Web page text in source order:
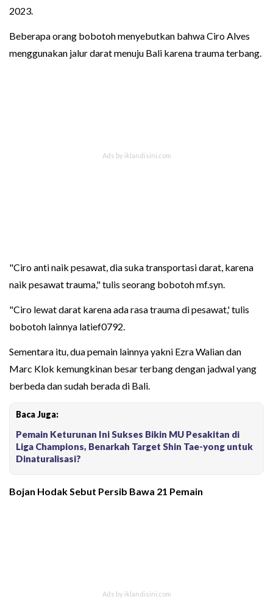
2023.
Beberapa orang bobotoh menyebutkan bahwa Ciro Alves
menggunakan jalur darat menuju Bali karena trauma terbang.
"Ciro anti naik pesawat, dia suka transportasi darat, karena
naik pesawat trauma," tulis seorang bobotoh mf.syn.
"Ciro lewat darat karena ada rasa trauma di pesawat,' tulis
bobotoh lainnya latief0792.
Sementara itu, dua pemain lainnya yakni Ezra Walian dan
Marc Klok kemungkinan besar terbang dengan jadwal yang
berbeda dan sudah berada di Bali.
Baca Juga:
Pemain Keturunan Ini Sukses Bikin MU Pesakitan di
Liga Champions, Benarkah Target Shin Tae-yong untuk
Dinaturalisasi?
Bojan HodakSebut Persib Bawa 21 Pemain